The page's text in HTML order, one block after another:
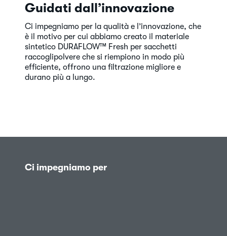
Guidati dall’innovazione
Ci impegniamo per la qualità e l’innovazione, che
è il motivo per cui abbiamo creato il materiale
sintetico DURAFLOW™ Fresh per sacchetti
raccoglipolvere che si riempiono in modo più
efficiente, offrono una filtrazione migliore e
durano più a lungo.
Ci impegniamo per